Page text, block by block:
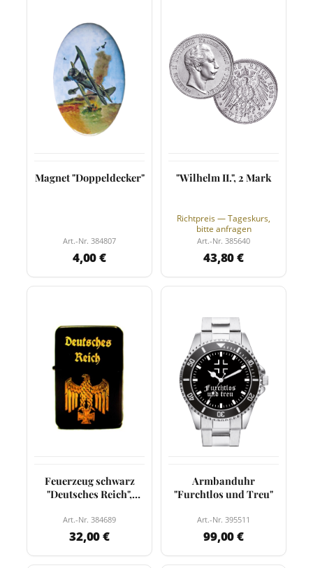
Magnet "Doppeldecker"
Art.-Nr. 384807
4,00 €
"Wilhelm II.", 2 Mark
Art.-Nr. 385640
43,80 €
Richtpreis — Tageskurs,
bitte anfragen
Feuerzeug schwarz
"Deutsches Reich",
Art.-Nr. 384689
32,00 €
Armbanduhr
"Furchtlos und Treu"
Art.-Nr. 395511
99,00 €